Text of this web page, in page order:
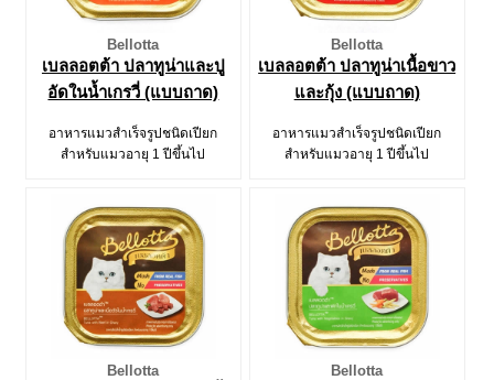
Bellotta
เบลลอตต้า ปลาทูน่าและปู
อัดในน้ำเกรวี่ (แบบถาด)
อาหารแมวสำเร็จรูปชนิดเปียก
สำหรับแมวอายุ 1 ปีขึ้นไป
Bellotta
เบลลอตต้า ปลาทูน่าเนื้อขาว
และกุ้ง (แบบถาด)
อาหารแมวสำเร็จรูปชนิดเปียก
สำหรับแมวอายุ 1 ปีขึ้นไป
Bellotta Bellotta